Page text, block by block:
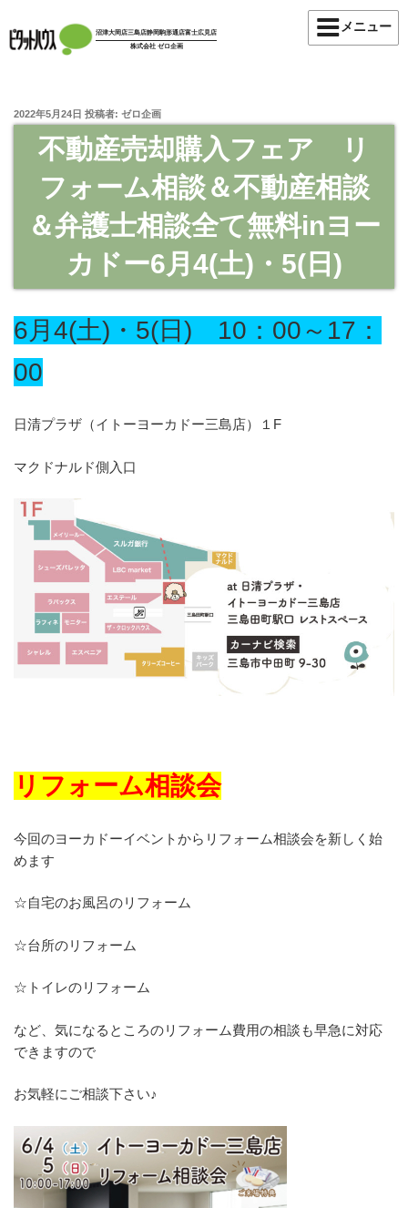
ン
テ
沼津大岡店三島店静岡駒形通店富士広見店
株式会社 ゼロ企画
メニュー
投
2022年5月24日 投稿者: ゼロ企画
不動産売却購入フェア リ
フォーム相談＆不動産相談
＆弁護士相談全て無料inヨー
カドー6月4(土)・5(日)
6月4(土)・5(日) 10：00～17：
00
日清プラザ（イトーヨーカドー三島店）１F
マクドナルド側入口
リフォーム相談会
今回のヨーカドーイベントからリフォーム相談会を新しく始
めます
☆自宅のお風呂のリフォーム
☆台所のリフォーム
☆トイレのリフォーム
など、気になるところのリフォーム費用の相談も早急に対応
できますので
お気軽にご相談下さい♪